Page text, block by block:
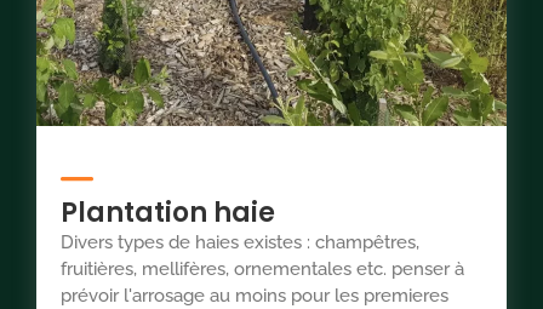
Plantation haie
Divers types de haies existes : champêtres,
fruitières, mellifères, ornementales etc. penser à
prévoir l'arrosage au moins pour les premieres